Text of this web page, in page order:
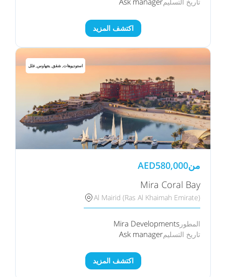
اكتشف المزيد
استوديوهات, شقق, بنتهاوس, فلل
من AED580,000
Mira Coral Bay
Al Mairid (Ras Al Khaimah Emirate)
المطور Mira Developments
تاريخ التسليمAsk manager
اكتشف المزيد